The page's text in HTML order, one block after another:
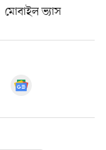
মোবাইল ভ্যাস